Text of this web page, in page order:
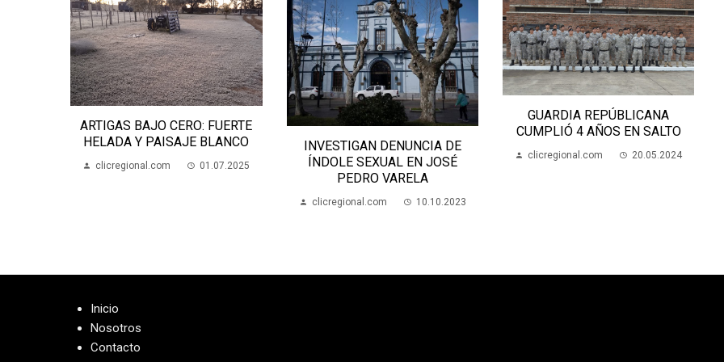
ARTIGAS BAJO CERO: FUERTE
HELADA Y PAISAJE BLANCO
clicregional.com 01.07.2025
INVESTIGAN DENUNCIA DE
ÍNDOLE SEXUAL EN JOSÉ
PEDRO VARELA
clicregional.com 10.10.2023
GUARDIA REPÚBLICANA
CUMPLIÓ 4 AÑOS EN SALTO
clicregional.com 20.05.2024
Inicio
Nosotros
Contacto